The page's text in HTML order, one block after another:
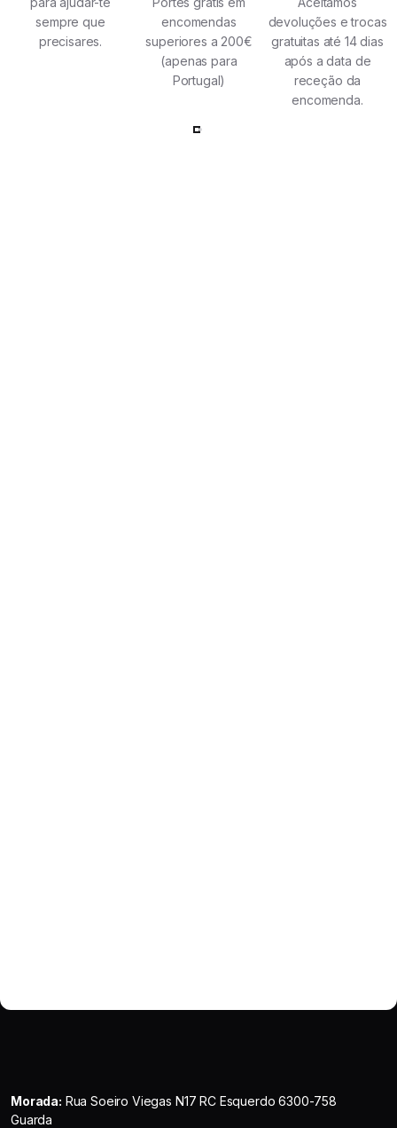
sempre que
precisares.
encomendas
superiores a 200€
(apenas para
Portugal)
devoluções e trocas
gratuitas até 14 dias
após a data de
receção da
encomenda.
Morada: Rua Soeiro Viegas N17 RC Esquerdo 6300-758
Guarda